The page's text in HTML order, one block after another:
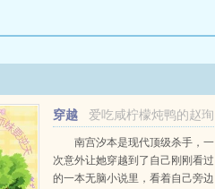
爱吃咸柠檬炖鸭的赵珣
穿越
修真界炮灰师妹要逆天
南宫汐本是现代顶级杀手，一
次意外让她穿越到了自己刚刚看过
的一本无脑小说里，看着自己旁边